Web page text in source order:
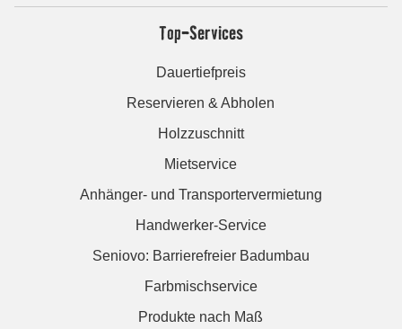
Top-Services
Dauertiefpreis
Reservieren & Abholen
Holzzuschnitt
Mietservice
Anhänger- und Transportervermietung
Handwerker-Service
Seniovo: Barrierefreier Badumbau
Farbmischservice
Produkte nach Maß